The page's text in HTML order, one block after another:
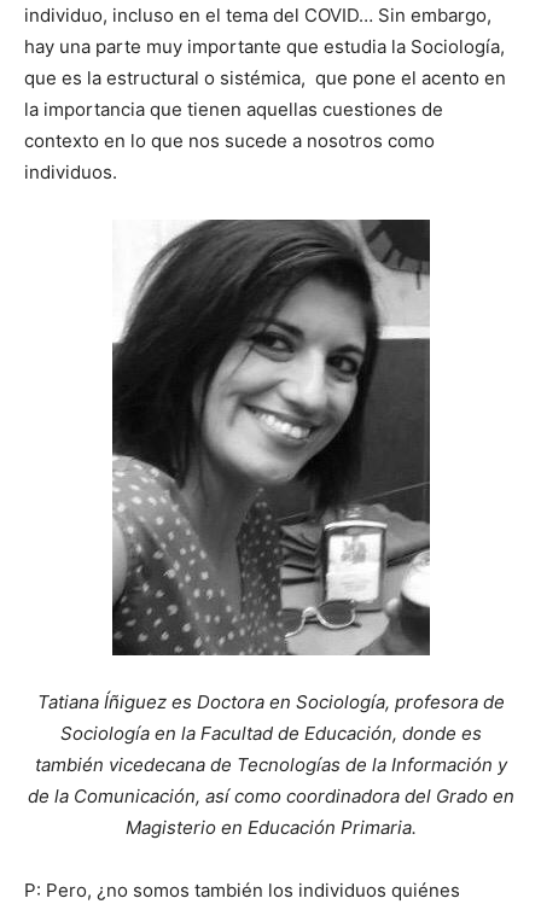
individuo, incluso en el tema del COVID… Sin embargo,
hay una parte muy importante que estudia la Sociología,
que es la estructural o sistémica, que pone el acento en
la importancia que tienen aquellas cuestiones de
contexto en lo que nos sucede a nosotros como
individuos.
Tatiana Íñiguez es Doctora en Sociología, profesora de
Sociología en la Facultad de Educación, donde es
también vicedecana de Tecnologías de la Información y
de la Comunicación, así como coordinadora del Grado en
Magisterio en Educación Primaria.
P: Pero, ¿no somos también los individuos quiénes